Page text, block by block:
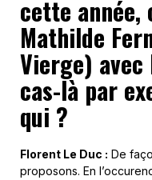
cette année,
Mathilde
Vierge) avec
cas-là par
qui ?
Florent Le Duc : De
proposons. En